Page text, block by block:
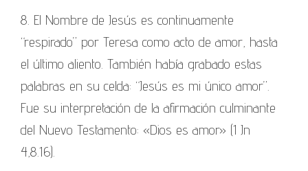
8. El Nombre de Jesús es continuamente
“respirado” por Teresa como acto de amor, hasta
el último aliento. También había grabado estas
palabras en su celda: “Jesús es mi único amor”.
Fue su interpretación de la afirmación culminante
del Nuevo Testamento: «Dios es amor» (1 Jn
4,8.16).